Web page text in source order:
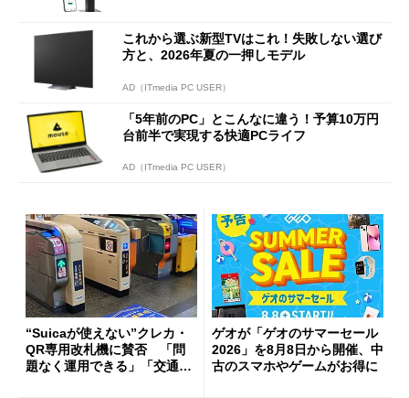
これから選ぶ新型TVはこれ！失敗しない選び
方と、2026年夏の一押しモデル
AD（ITmedia PC USER）
「5年前のPC」とこんなに違う！予算10万円
台前半で実現する快適PCライフ
AD（ITmedia PC USER）
“Suicaが使えない”クレカ・
QR専用改札機に賛否 「問
題なく運用できる」「交通系I
ゲオが「ゲオのサマーセール
2026」を8月8日から開催、中
古のスマホやゲームがお得に